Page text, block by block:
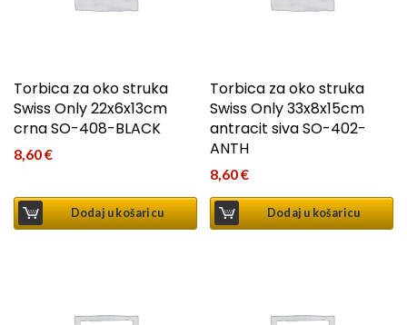
Torbica za oko struka
Swiss Only 22x6x13cm
crna SO-408-BLACK
8,60€
Dodaj u košaricu
Torbica za oko struka
Swiss Only 33x8x15cm
antracit siva SO-402-
ANTH
8,60€
Dodaj u košaricu